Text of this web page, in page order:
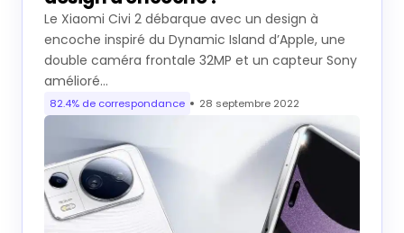
Le Xiaomi Civi 2 débarque avec un design à
encoche inspiré du Dynamic Island d’Apple, une
double caméra frontale 32MP et un capteur Sony
amélioré…
82.4% de correspondance 28 septembre 2022